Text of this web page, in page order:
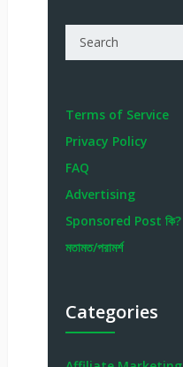
Terms of Service
Privacy Policy
FAQ
Advertising
Sponsored Post কি?
মতামত/পরামর্শ
Categories